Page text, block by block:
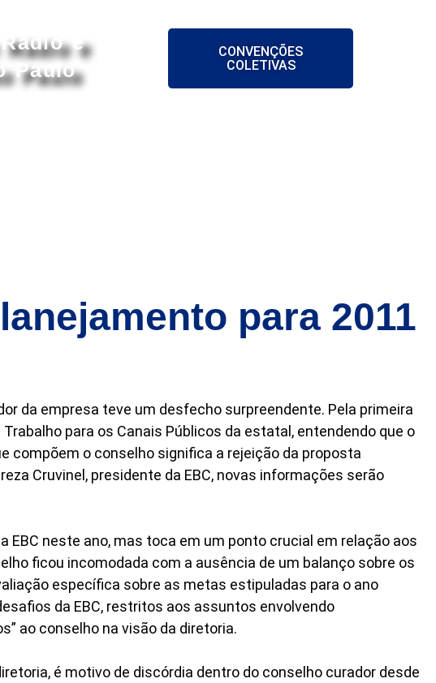
e
Paulo
CONVENÇÕES
COLETIVAS
para 2011
da empresa teve um desfecho surpreendente. Pela primeira
para os Canais Públicos da estatal, entendendo que o
compõem o conselho significa a rejeição da proposta
Cruvinel, presidente da EBC, novas informações serão
neste ano, mas toca em um ponto crucial em relação aos
ficou incomodada com a ausência de um balanço sobre os
específica sobre as metas estipuladas para o ano
da EBC, restritos aos assuntos envolvendo
ao conselho na visão da diretoria.
é motivo de discórdia dentro do conselho curador desde